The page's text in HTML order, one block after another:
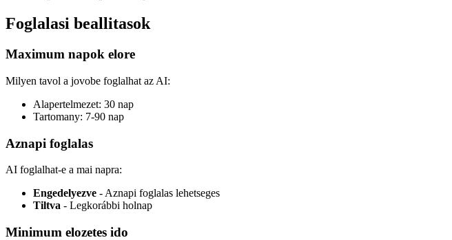
Foglalasi beallitasok
Maximum napok elore
Milyen tavol a jovobe foglalhat az AI:
Alapertelmezet: 30 nap
Tartomany: 7-90 nap
Aznapi foglalas
AI foglalhat-e a mai napra:
Engedelyezve - Aznapi foglalas lehetseges
Tiltva - Legkorábbi holnap
Minimum elozetes ido